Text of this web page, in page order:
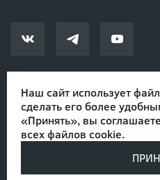
Наш сайт использует
сделать его более
«Принять», вы
всех файлов cookie.
© 2002-2026 Озеленение и
Авторские права